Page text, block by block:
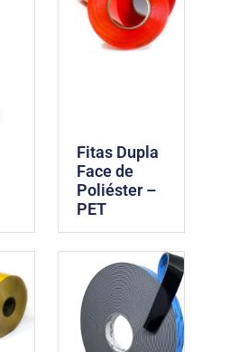
Fitas Dupla
Face de
Poliéster –
PET